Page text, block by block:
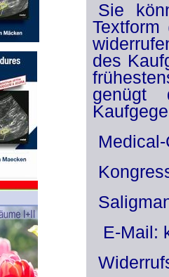
Sie
des
genügt
E-Mail: